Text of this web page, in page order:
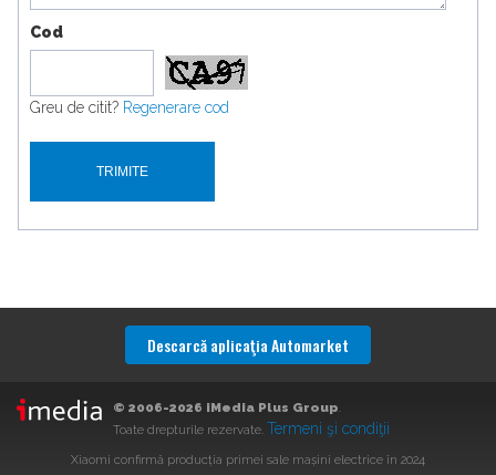
Cod
Greu de citit? Regenerare cod
Descarcă aplicaţia Automarket
© 2006-2026 iMedia Plus Group.
Toate drepturile rezervate. Termeni şi condiţii
Xiaomi confirmă producția primei sale mașini electrice în 2024